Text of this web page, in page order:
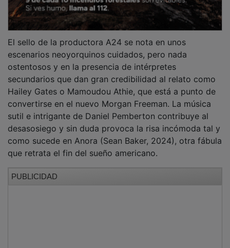
escenarios neoyorquinos cuidados, pero nada
ostentosos y en la presencia de intérpretes
secundarios que dan gran credibilidad al relato como
Hailey Gates o Mamoudou Athie, que está a punto de
convertirse en el nuevo Morgan Freeman. La música
sutil e intrigante de Daniel Pemberton contribuye al
desasosiego y sin duda provoca la risa incómoda tal y
como sucede en Anora (Sean Baker, 2024), otra fábula
que retrata el fin del sueño americano.